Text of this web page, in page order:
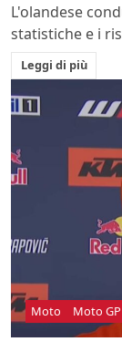
L'olandese
statistiche e i
Leggi di più
Moto Moto GP